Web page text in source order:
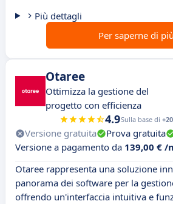
Più dettagli
Per saperne di più
Otaree
Ottimizza la gestione del
progetto con efficienza
4.9Sulla base di
Versione gratuita Prova gratuita
Versione a pagamento da 139,00 € /
Otaree rappresenta una soluzione
panorama dei software per la
offrendo un'interfaccia intuitiva e